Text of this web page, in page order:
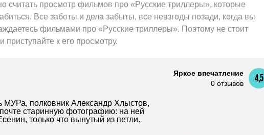
просмотр фильмов про «Русские триллеры», которые
Все заботы и дела забыты, все невзгоды позади, когда вы
фильмами про «Русские триллеры». Поэтому не стоит
к его просмотру.
МУРа, полковник Александр Хлыстов,
старинную фотографию: на ней
только что вынутый из петли.
Яркое впечатление
0 отзывов
4,5